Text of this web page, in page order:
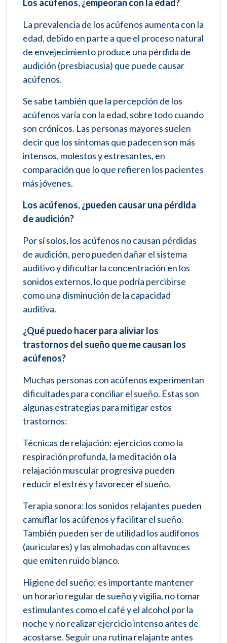
Los acúfenos, ¿empeoran con la edad?
La prevalencia de los acúfenos aumenta con la
edad, debido en parte a que el proceso natural
de envejecimiento produce una pérdida de
audición (presbiacusia) que puede causar
acúfenos.
Se sabe también que la percepción de los
acúfenos varía con la edad, sobre todo cuando
son crónicos. Las personas mayores suelen
decir que los síntomas que padecen son más
intensos, molestos y estresantes, en
comparación que lo que refieren los pacientes
más jóvenes.
Los acúfenos, ¿pueden causar una pérdida
de audición?
Por sí solos, los acúfenos no causan pérdidas
de audición, pero pueden dañar el sistema
auditivo y dificultar la concentración en los
sonidos externos, lo que podría percibirse
como una disminución de la capacidad
auditiva.
¿Qué puedo hacer para aliviar los
trastornos del sueño que me causan los
acúfenos?
Muchas personas con acúfenos experimentan
dificultades para conciliar el sueño. Estas son
algunas estrategias para mitigar estos
trastornos:
Técnicas de relajación: ejercicios como la
respiración profunda, la meditación o la
relajación muscular progresiva pueden
reducir el estrés y favorecer el sueño.
Terapia sonora: los sonidos relajantes pueden
camuflar los acúfenos y facilitar el sueño.
También pueden ser de utilidad los audífonos
(auriculares) y las almohadas con altavoces
que emiten ruido blanco.
Higiene del sueño: es importante mantener
un horario regular de sueño y vigilia, no tomar
estimulantes como el café y el alcohol por la
noche y no realizar ejercicio intenso antes de
acostarse. Seguir una rutina relajante antes